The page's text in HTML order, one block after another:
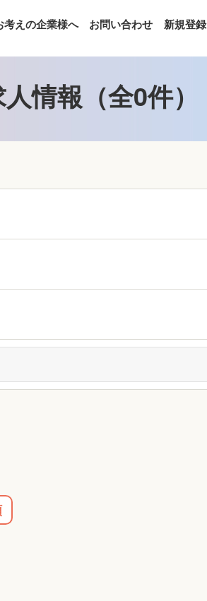
考えの企業様へ お問い合わせ 新規登録
情報（全0件）